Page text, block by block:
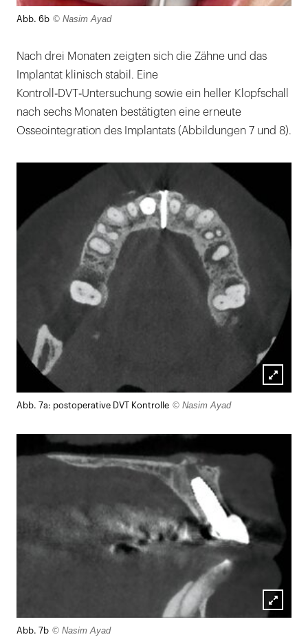
Abb. 6b © Nasim Ayad
Nach drei Monaten zeigten sich die Zähne und das
Implantat klinisch stabil. Eine
Kontroll‑DVT‑Untersuchung sowie ein heller Klopfschall
nach sechs Monaten bestätigten eine erneute
Osseointegration des Implantats (Abbildungen 7 und 8).
Abb. 7a: postoperative DVT Kontrolle © Nasim Ayad
Abb. 7b © Nasim Ayad